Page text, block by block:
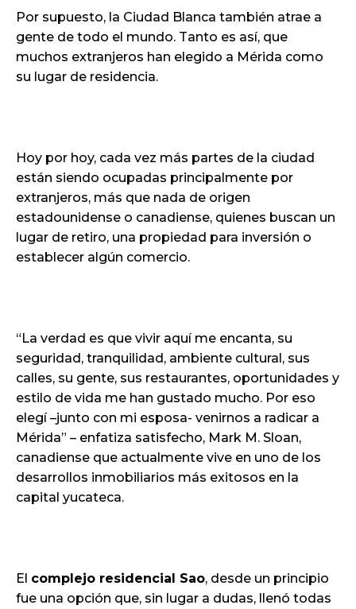
Por supuesto, la Ciudad Blanca también atrae a
gente de todo el mundo. Tanto es así, que
muchos extranjeros han elegido a Mérida como
su lugar de residencia.
Hoy por hoy, cada vez más partes de la ciudad
están siendo ocupadas principalmente por
extranjeros, más que nada de origen
estadounidense o canadiense, quienes buscan un
lugar de retiro, una propiedad para inversión o
establecer algún comercio.
“La verdad es que vivir aquí me encanta, su
seguridad, tranquilidad, ambiente cultural, sus
calles, su gente, sus restaurantes, oportunidades y
estilo de vida me han gustado mucho. Por eso
elegí –junto con mi esposa- venirnos a radicar a
Mérida” – enfatiza satisfecho, Mark M. Sloan,
canadiense que actualmente vive en uno de los
desarrollos inmobiliarios más exitosos en la
capital yucateca.
El complejo residencial Sao, desde un principio
fue una opción que, sin lugar a dudas, llenó todas